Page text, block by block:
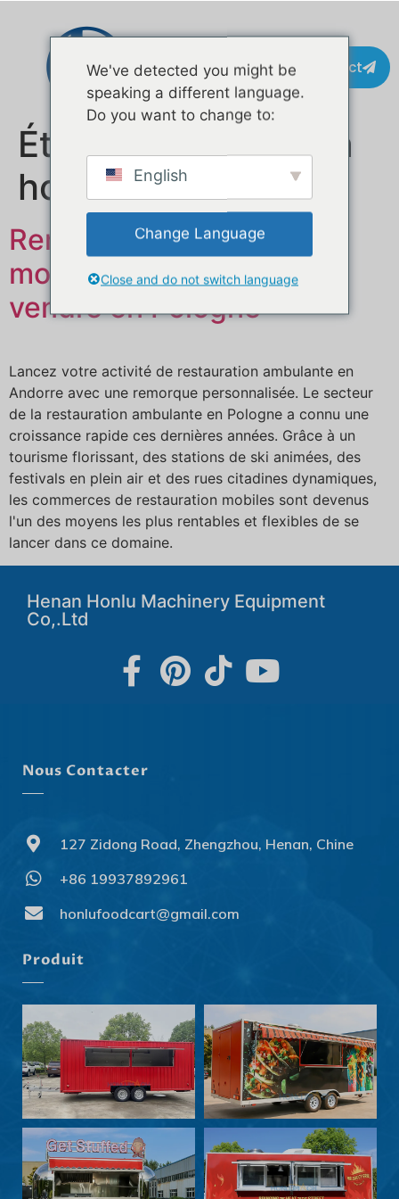
Contact
Étiquette :chariot à
hot-dogs
Remorque alimentaire
mobile personnalisée à
vendre en Pologne
Lancez votre activité de restauration ambulante en
Andorre avec une remorque personnalisée. Le secteur
de la restauration ambulante en Pologne a connu une
croissance rapide ces dernières années. Grâce à un
tourisme florissant, des stations de ski animées, des
festivals en plein air et des rues citadines dynamiques,
les commerces de restauration mobiles sont devenus
l'un des moyens les plus rentables et flexibles de se
lancer dans ce domaine.
Henan Honlu Machinery Equipment
Co,.Ltd
Nous Contacter
127 Zidong Road, Zhengzhou, Henan, Chine
+86 19937892961
honlufoodcart@gmail.com
Produit
We've detected you might be
speaking a different language.
Do you want to change to:
English
Change Language
Close and do not switch language
Hrvatski
Српски језик
Norsk nynorsk
Maori
Eesti
Български
Slovenčina